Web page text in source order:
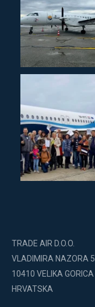
TRADE AIR D.O.O.
VLADIMIRA NAZORA 5
10410 VELIKA GORICA
HRVATSKA